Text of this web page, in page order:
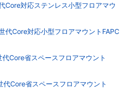
Core対応ステンレス小型フロアマウ
代Core対応小型フロアマウントFAPC
Core省スペースフロアマウント
Core省スペースフロアマウント